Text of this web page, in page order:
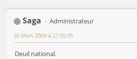
Saga Administrateur
26 Mars 2009 à 21:55:05
Deuil national.